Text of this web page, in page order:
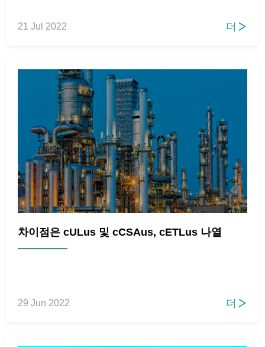
21 Jul 2022 더 
차이점은 cULus 및 cCSAus, cETLus 나열
29 Jun 2022 더 